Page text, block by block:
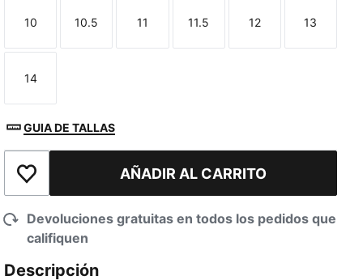
Talla
10
Talla
10.5
Talla
11
Talla
11.5
Talla
12
Talla
13
Talla
14
GUIA DE TALLAS
Añadir a la lista de deseosAÑADIR AL CARRITO
Devoluciones gratuitas en todos los pedidos que
califiquen
Descripción